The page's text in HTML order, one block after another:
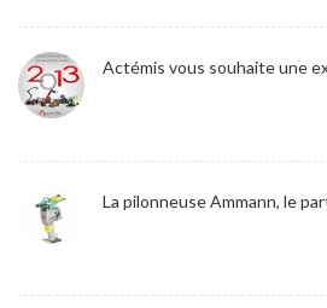
Actémis vous souhaite une
La pilonneuse Ammann, le